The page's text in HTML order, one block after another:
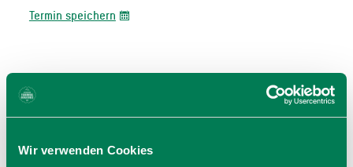
Wir verwenden Cookies
Termin speichern